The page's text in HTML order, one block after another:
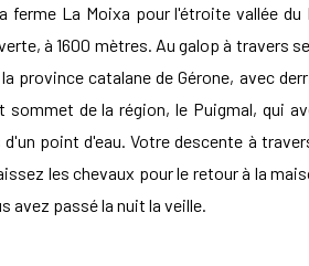
La Moixa pour l'étroite vallée du
à 1600 mètres. Au galop à travers
province catalane de Gérone, avec
de la région, le Puigmal, qui
point d'eau. Votre descente à
les chevaux pour le retour à la
avez passé la nuit la veille.